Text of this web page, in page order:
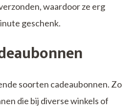
waardoor ze erg
geschenk.
soorten cadeaubonnen. Zo
die bij diverse winkels of